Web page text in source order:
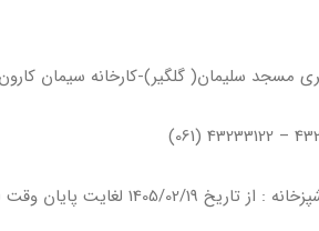
وقت اداری روز 1405/02/27 (با هماهنگی)